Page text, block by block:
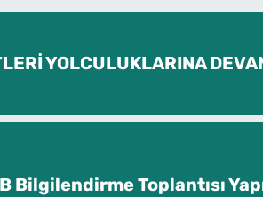
YOLCULUKLARINA
Bilgilendirme Toplantısı